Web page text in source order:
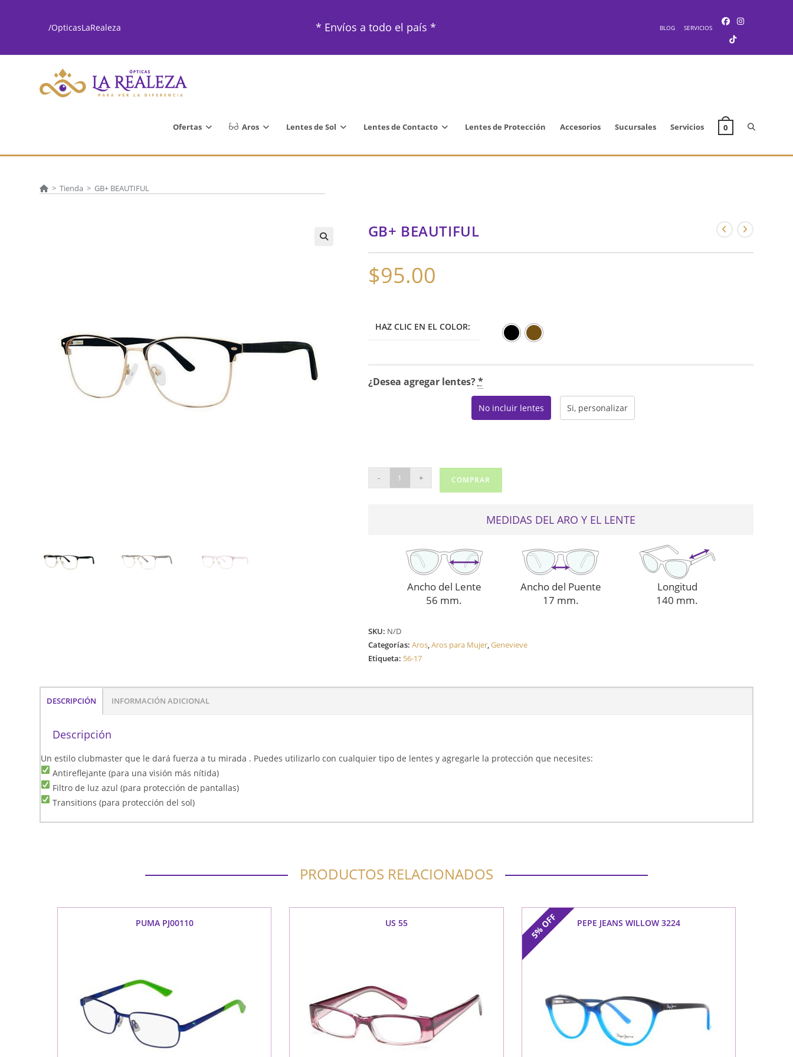
/OpticasLaRealeza * Envíos a todo el país * BLOG SERVICIOS
Ofertas Aros Lentes de Sol Lentes de Contacto Lentes de Protección Accesorios Sucursales Servicios 0 Alternar
la
> Tienda > GB+ BEAUTIFUL
GB+ BEAUTIFUL
$95.00
HAZ CLIC EN EL COLOR:
¿Desea agregar lentes?*
No incluir lentes Si, personalizar
BEAUTIFUL
- + COMPRAR
MEDIDAS DEL ARO Y EL LENTE
Ancho del Lente
56 mm.
Ancho del Puente
17 mm.
Longitud
140 mm.
SKU: N/D
Categorías: Aros,Aros para Mujer,Genevieve
Etiqueta: 56-17
DESCRIPCIÓN INFORMACIÓN ADICIONAL
Descripción
Un estilo clubmaster que le dará fuerza a tu mirada . Puedes utilizarlo con cualquier tipo de lentes y agregarle la protección que necesites:
Antireflejante (para una visión más nítida)
Filtro de luz azul (para protección de pantallas)
Transitions (para protección del sol)
PRODUCTOS RELACIONADOS
PUMA PJ00110 US 55
5%
OFF PEPE JEANS WILLOW 3224